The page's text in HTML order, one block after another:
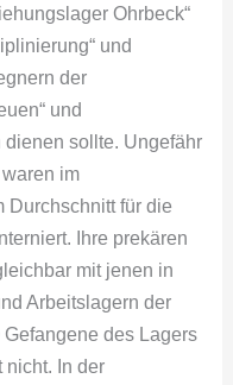
Ohrbeck“
und
der
und
sollte. Ungefähr
im
Durchschnitt für die
Ihre prekären
mit jenen in
Arbeitslagern der
des Lagers
nicht. In der